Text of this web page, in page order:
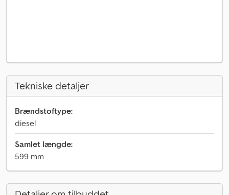
Tekniske detaljer
Brændstoftype:
diesel
Samlet længde:
599 mm